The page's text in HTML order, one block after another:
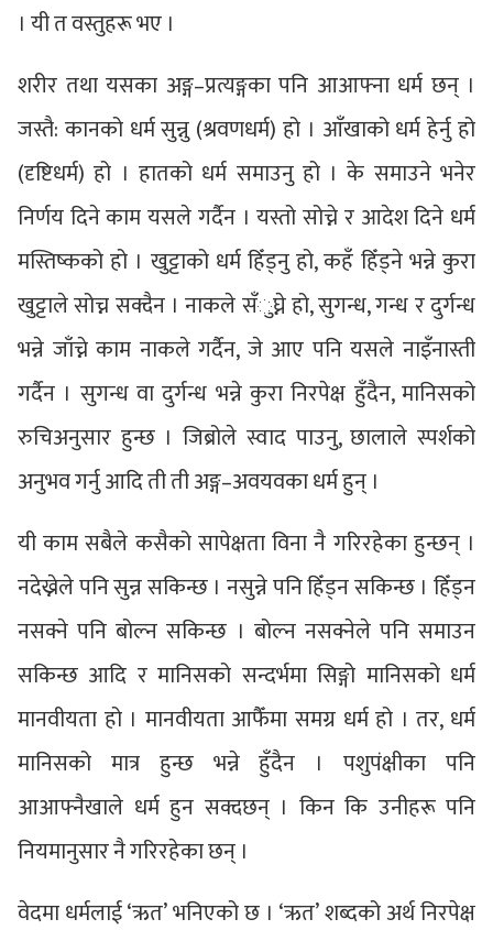
। यी त वस्तुहरू भए ।
शरीर तथा यसका अङ्ग–प्रत्यङ्गका पनि आआफ्ना धर्म छन् ।
जस्तै: कानको धर्म सुन्नु (श्रवणधर्म) हो । आँखाको धर्म हेर्नु हो
(दृष्टिधर्म) हो । हातको धर्म समाउनु हो । के समाउने भनेर
निर्णय दिने काम यसले गर्दैन । यस्तो सोच्ने र आदेश दिने धर्म
मस्तिष्कको हो । खुट्टाको धर्म हिँड्नु हो, कहँ हिँड्ने भन्ने कुरा
खुट्टाले सोच्न सक्दैन । नाकले सँुघ्ने हो, सुगन्ध, गन्ध र दुर्गन्ध
भन्ने जाँच्ने काम नाकले गर्दैन, जे आए पनि यसले नाइँनास्ती
गर्दैन । सुगन्ध वा दुर्गन्ध भन्ने कुरा निरपेक्ष हुँदैन, मानिसको
रुचिअनुसार हुन्छ । जिब्रोले स्वाद पाउनु, छालाले स्पर्शको
अनुभव गर्नु आदि ती ती अङ्ग–अवयवका धर्म हुन् ।
यी काम सबैले कसैको सापेक्षता विना नै गरिरहेका हुन्छन् ।
नदेख्नेले पनि सुन्न सकिन्छ । नसुन्ने पनि हिँड्न सकिन्छ । हिँड्न
नसक्ने पनि बोल्न सकिन्छ । बोल्न नसक्नेले पनि समाउन
सकिन्छ आदि र मानिसको सन्दर्भमा सिङ्गो मानिसको धर्म
मानवीयता हो । मानवीयता आफैँमा समग्र धर्म हो । तर, धर्म
मानिसको मात्र हुन्छ भन्ने हुँदैन । पशुपंक्षीका पनि
आआफ्नैखाले धर्म हुन सक्दछन् । किन कि उनीहरू पनि
नियमानुसार नै गरिरहेका छन् ।
वेदमा धर्मलाई ‘ऋत’ भनिएको छ । ‘ऋत’ शब्दको अर्थ निरपेक्ष